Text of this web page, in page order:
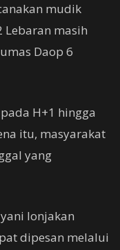
mudik
Lebaran masih
Daop 6
H+1 hingga
itu, masyarakat
yang
lonjakan
dipesan melalui